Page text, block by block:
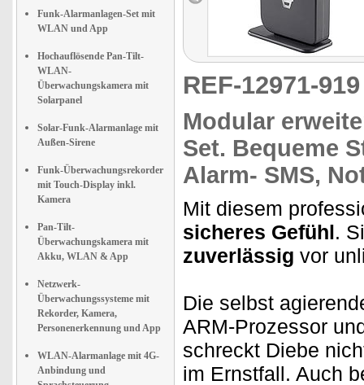
Funk-Alarmanlagen-Set mit
WLAN und App
Hochauflösende Pan-Tilt-
WLAN-
Überwachungskamera mit
Solarpanel
Solar-Funk-Alarmanlage mit
Außen-Sirene
Funk-Überwachungsrekorder
mit Touch-Display inkl.
Kamera
Pan-Tilt-
Überwachungskamera mit
Akku, WLAN & App
Netzwerk-
Überwachungssysteme mit
Rekorder, Kamera,
Personenerkennung und App
WLAN-Alarmanlage mit 4G-
Anbindung und
REF-12971-
Modular
Set. Bequeme
Alarm- SMS,
Mit diesem
sicheres Gefühl.
zuverlässig vor
Die selbst
ARM-Prozessor
schreckt Diebe
im Ernstfall. Auch